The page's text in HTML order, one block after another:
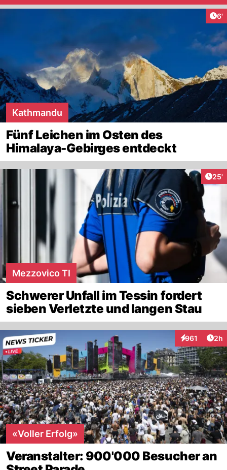
6'
Kathmandu
Fünf Leichen im Osten des
Himalaya-Gebirges entdeckt
25'
Mezzovico TI
Schwerer Unfall im Tessin fordert
sieben Verletzte und langen Stau
961
Interaktionen
2h
«Voller Erfolg»
Veranstalter: 900'000 Besucher an